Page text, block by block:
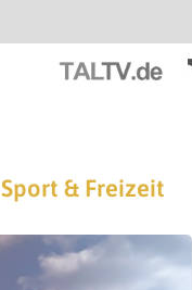
Sport & Freizeit